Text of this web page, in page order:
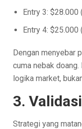
Entry 3:
Entry 4: $25.000
Dengan menyebar
cuma nebak
logika market,
3.
Strategi yang